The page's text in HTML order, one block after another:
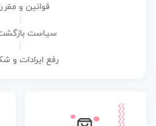
قوانین و
سیاست بازگشت
رفع ایرادات و